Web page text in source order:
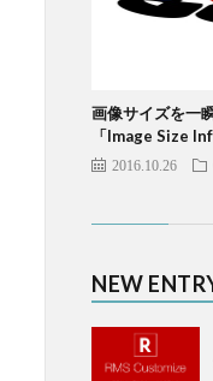
画像サイズを一
「Image Size
2016.10.26
NEW